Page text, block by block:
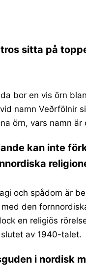
sitta på
bor en vis örn
namn Veðrfölnir
örn, vars namn är
kan inte
och spådom är
den
en religiös
av 1940-talet.
i nordisk